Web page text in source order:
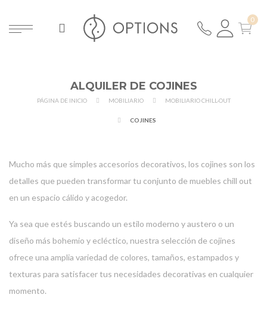
ALQUILER DE COJINES
PÁGINA DE INICIO MOBILIARIO MOBILIARIO CHILL-OUT
COJINES
Mucho más que simples accesorios decorativos, los cojines son los
detalles que pueden transformar tu conjunto de muebles chill out
en un espacio cálido y acogedor.
Ya sea que estés buscando un estilo moderno y austero o un
diseño más bohemio y ecléctico, nuestra selección de cojines
ofrece una amplia variedad de colores, tamaños, estampados y
texturas para satisfacer tus necesidades decorativas en cualquier
momento.